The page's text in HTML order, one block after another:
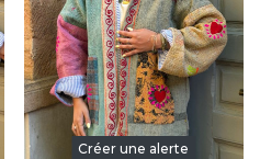
Créer une alerte